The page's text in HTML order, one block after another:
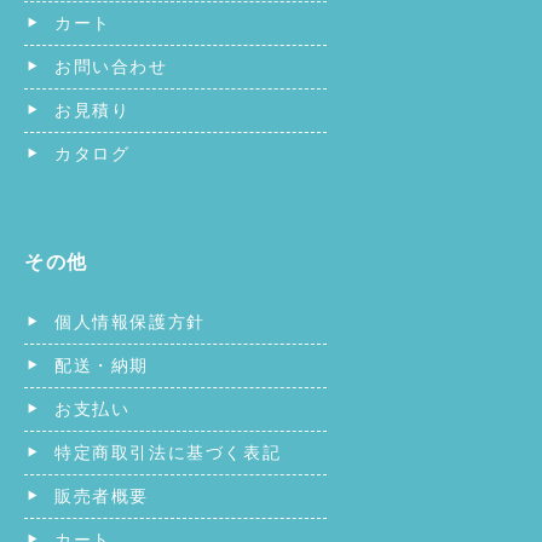
カート
お問い合わせ
お見積り
カタログ
その他
個人情報保護方針
配送・納期
お支払い
特定商取引法に基づく表記
販売者概要